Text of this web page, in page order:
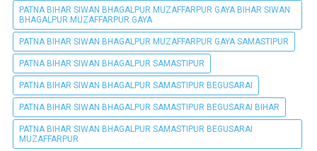
PATNA BIHAR SIWAN BHAGALPUR MUZAFFARPUR GAYA BIHAR SIWAN
BHAGALPUR MUZAFFARPUR GAYA
PATNA BIHAR SIWAN BHAGALPUR MUZAFFARPUR GAYA SAMASTIPUR
PATNA BIHAR SIWAN BHAGALPUR SAMASTIPUR
PATNA BIHAR SIWAN BHAGALPUR SAMASTIPUR BEGUSARAI
PATNA BIHAR SIWAN BHAGALPUR SAMASTIPUR BEGUSARAI BIHAR
PATNA BIHAR SIWAN BHAGALPUR SAMASTIPUR BEGUSARAI
MUZAFFARPUR